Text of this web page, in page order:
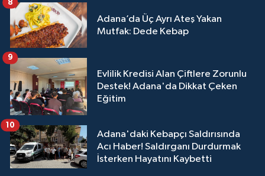
Adana’da Üç Ayrı Ateş Yakan
Mutfak: Dede Kebap
8
Evlilik Kredisi Alan Çiftlere Zorunlu
Destek! Adana'da Dikkat Çeken
Eğitim
9
Adana'daki Kebapçı Saldırısında
Acı Haber! Saldırganı Durdurmak
İsterken Hayatını Kaybetti
10